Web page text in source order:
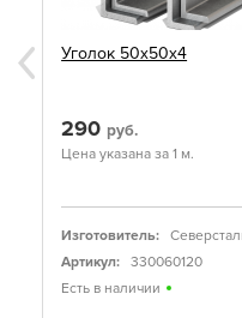
Уголок 50х50х4
290 руб.
Цена указана за 1 м.
Изготовитель:
Артикул:
330060120
Есть в наличии